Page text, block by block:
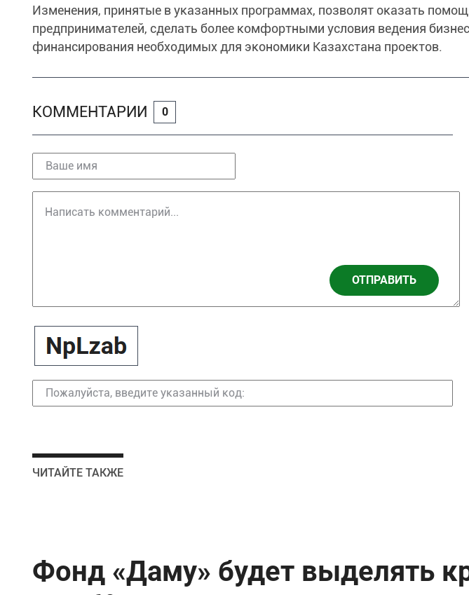
Изменения, принятые в указанных программах, позволят оказать
предпринимателей, сделать более комфортными условия ведения
финансирования необходимых для экономики Казахстана проектов.
КОММЕНТАРИИ 0
ОТПРАВИТЬ
ЧИТАЙТЕ ТАКЖЕ
Фонд «Даму» будет выделять